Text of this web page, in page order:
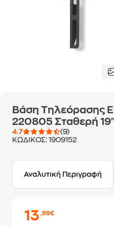
Βάση Τηλεόρασης
220805 Σταθερή
4.7
(9)
ΚΩΔΙΚΟΣ: 1909152
Αναλυτική Περιγραφή
13,99€